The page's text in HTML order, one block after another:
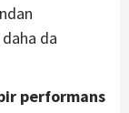
da
performans